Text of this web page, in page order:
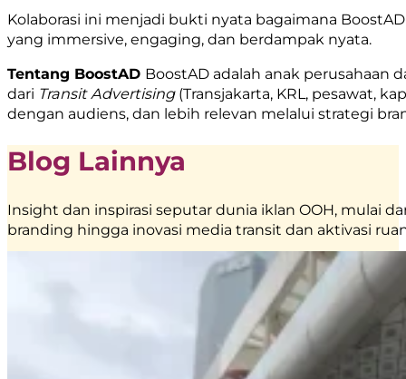
Kolaborasi ini menjadi bukti nyata bagaimana
yang immersive, engaging, dan berdampak nyata.
Tentang BoostAD BoostAD adalah anak perusahaan
dari Transit Advertising(Transjakarta, KRL, pesawat,
dengan audiens, dan lebih relevan melalui strategi
Blog Lainnya
Insight dan inspirasi seputar dunia iklan OOH, mulai
branding hingga inovasi media transit dan aktivasi